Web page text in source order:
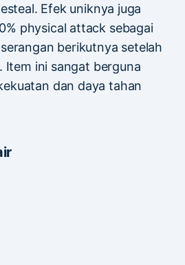
Efek uniknya juga
physical attack sebagai
berikutnya setelah
Item ini sangat berguna
dan daya tahan